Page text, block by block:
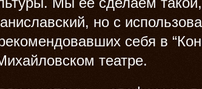
но с
себя в
театре.